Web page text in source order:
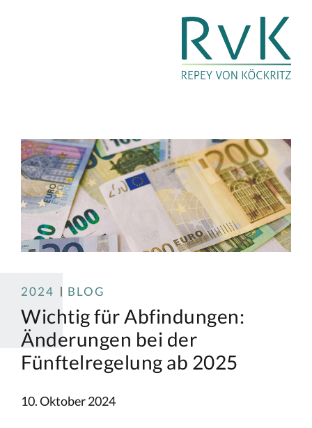
2024 BLOG
Wichtig für Abfindungen:
Änderungen bei der
Fünftelregelung ab 2025
10. Oktober 2024